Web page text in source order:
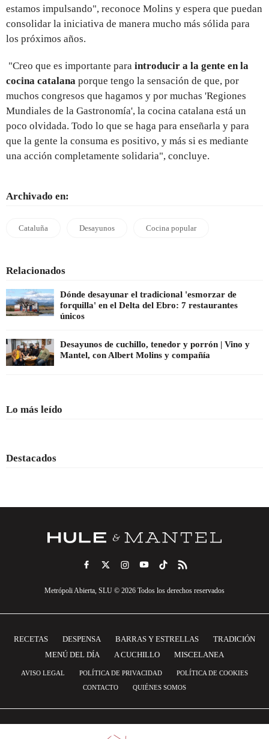
estamos impulsando", reconoce Molins y espera que puedan
consolidar la iniciativa de manera mucho más sólida para
los próximos años.
"Creo que es importante para introducir a la gente en la
cocina catalana porque tengo la sensación de que, por
muchos congresos que hagamos y por muchas 'Regiones
Mundiales de la Gastronomía', la cocina catalana está un
poco olvidada. Todo lo que se haga para enseñarla y para
que la gente la consuma es positivo, y más si es mediante
una acción completamente solidaria", concluye.
Archivado en:
Cataluña Desayunos Cocina popular
Relacionados
Dónde desayunar el tradicional 'esmorzar de
forquilla' en el Delta del Ebro: 7 restaurantes
únicos
Desayunos de cuchillo, tenedor y porrón | Vino y
Mantel, con Albert Molins y compañía
Lo más leído
Destacados
Metrópoli Abierta, SLU © 2026 Todos los derechos reservados
RECETAS DESPENSA BARRAS Y ESTRELLAS
TRADICIÓN
MENÚ DEL DÍA
A CUCHILLO MISCELANEA
AVISO LEGAL POLÍTICA DE PRIVACIDAD
POLÍTICA DE COOKIES
CONTACTO
QUIÉNES SOMOS